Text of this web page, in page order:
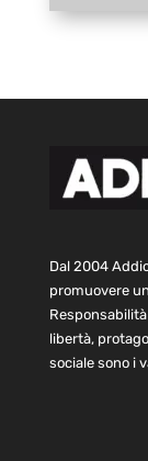
Dal 2004
promuovere
libertà,
sociale sono i